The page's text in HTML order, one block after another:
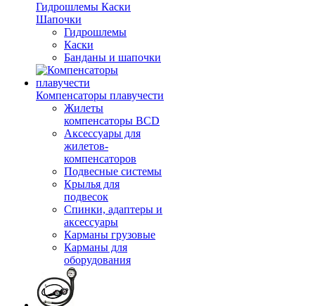
Гидрошлемы Каски
Шапочки
Гидрошлемы
Каски
Банданы и шапочки
Компенсаторы плавучести
Жилеты
компенсаторы BCD
Аксессуары для
жилетов-
компенсаторов
Подвесные системы
Крылья для
подвесок
Спинки, адаптеры и
аксессуары
Карманы грузовые
Карманы для
оборудования